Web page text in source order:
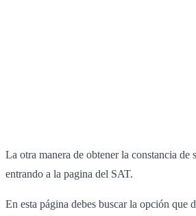
La otra manera de obtener la constancia de
entrando a la pagina del SAT.
En esta página debes buscar la opción que